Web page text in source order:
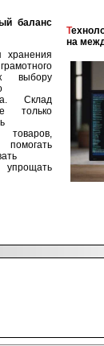
хранения
выбору
Склад
только
товаров,
упрощать
Технологии в сфере автономных кораблей и их влияние
на